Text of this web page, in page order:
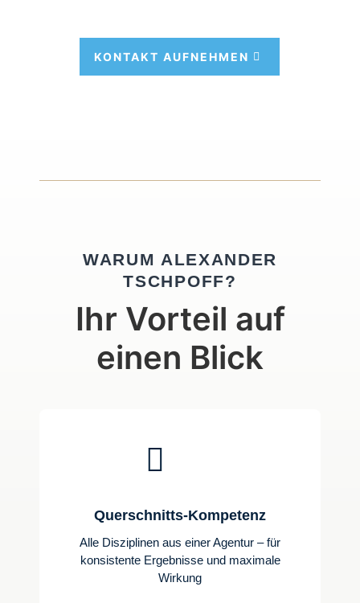
KON­TAKT AUF­NEH­MEN
WARUM ALEXANDER
TSCHPOFF?
Ihr Vorteil auf
einen Blick

Querschnitts-Kompetenz
Alle Disziplinen aus einer Agentur – für
konsistente Ergebnisse und maximale
Wirkung